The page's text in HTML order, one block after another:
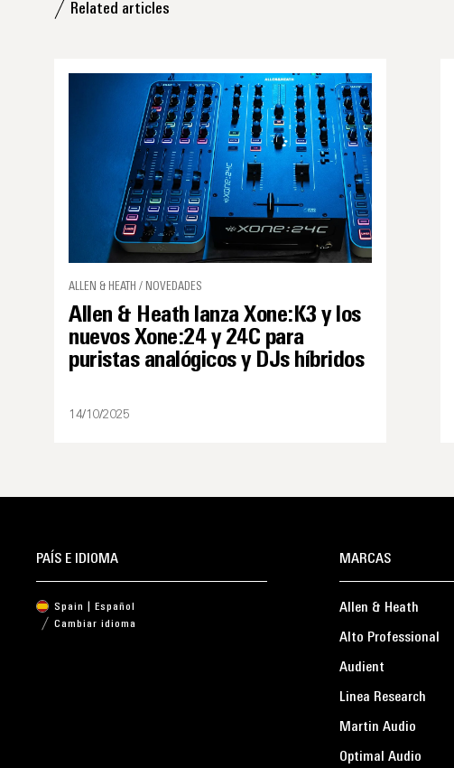
Related articles
ALLEN & HEATH / NOVEDADES
Allen & Heath lanza Xone:K3 y los
nuevos Xone:24 y 24C para
puristas analógicos y DJs híbridos
14/10/2025
MARCAS
Allen & Heath
Alto Professional
Audient
Linea Research
Martin Audio
Optimal Audio
PAÍS E IDIOMA
Spain | Español
Cambiar idioma